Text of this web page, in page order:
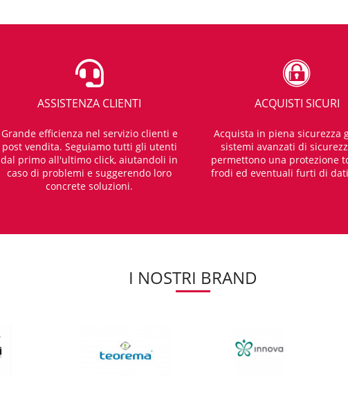
ASSISTENZA CLIENTI
Grande efficienza nel servizio clienti e
post vendita. Seguiamo tutti gli utenti
dal primo all'ultimo click, aiutandoli in
caso di problemi e suggerendo loro
concrete soluzioni.
ACQUISTI SICURI
Acquista in piena sicurezza
sistemi avanzati di
permettono una protezione
frodi ed eventuali furti di
I NOSTRI BRAND